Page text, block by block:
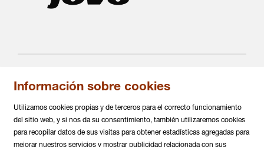
C/ Salvá 86
936 317 882
info@daualsecartsesceniques.cat
Información sobre cookies
Utilizamos cookies propias y de terceros para el correcto funcionamiento
del sitio web, y si nos da su consentimiento, también utilizaremos cookies
para recopilar datos de sus visitas para obtener estadísticas agregadas para
mejorar nuestros servicios y mostrar publicidad relacionada con sus